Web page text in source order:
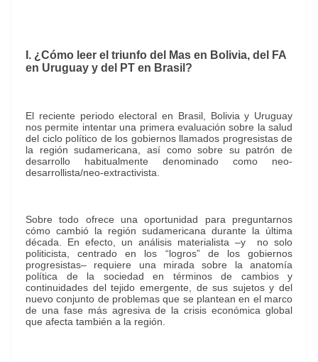
I. ¿Cómo leer el triunfo del Mas en Bolivia, del FA
en Uruguay y del PT en Brasil?
El reciente periodo electoral en Brasil, Bolivia y Uruguay
nos permite intentar una primera evaluación sobre la salud
del ciclo político de los gobiernos llamados progresistas de
la región sudamericana, así como sobre su patrón de
desarrollo habitualmente denominado como neo-
desarrollista/neo-extractivista.
Sobre todo ofrece una oportunidad para preguntarnos
cómo cambió la región sudamericana durante la última
década. En efecto, un análisis materialista –y no solo
politicista, centrado en los “logros” de los gobiernos
progresistas– requiere una mirada sobre la anatomía
política de la sociedad en términos de cambios y
continuidades del tejido emergente, de sus sujetos y del
nuevo conjunto de problemas que se plantean en el marco
de una fase más agresiva de la crisis económica global
que afecta también a la región.